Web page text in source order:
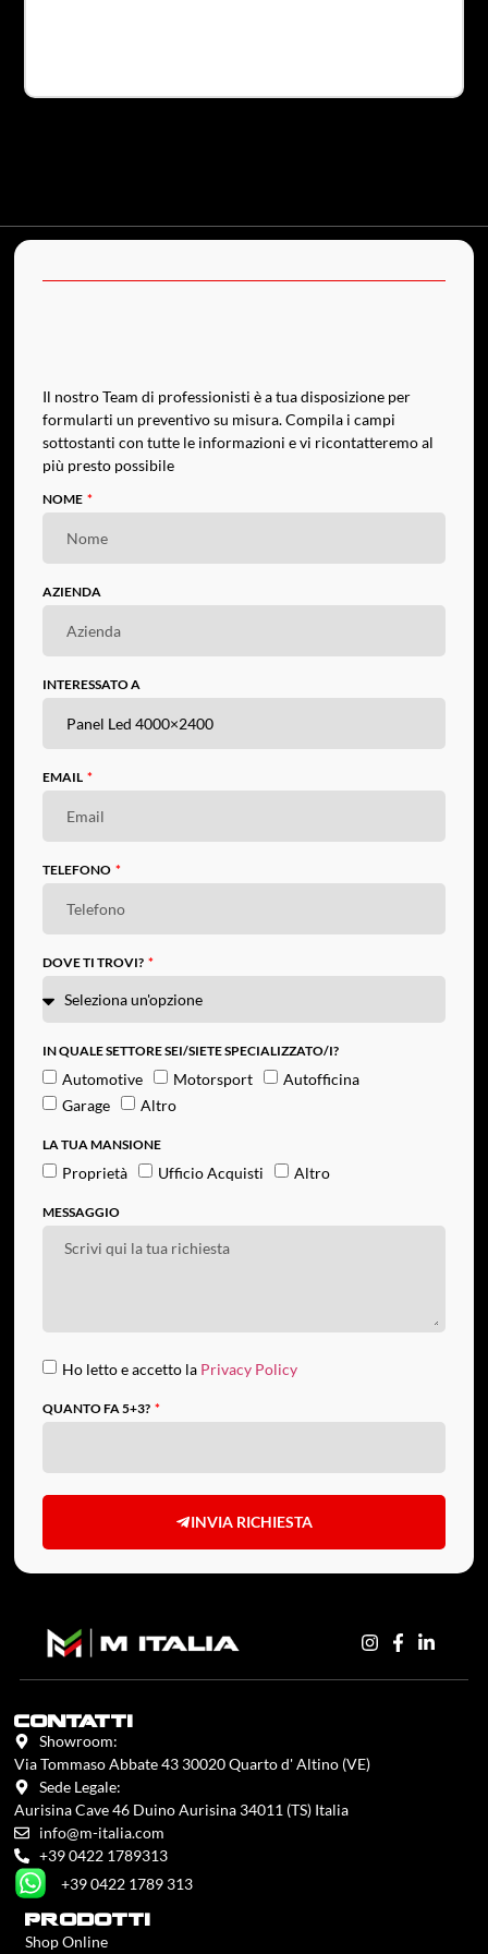
Il nostro Team di professionisti è a tua disposizione per
formularti un preventivo su misura. Compila i campi
sottostanti con tutte le informazioni e vi ricontatteremo al
più presto possibile
NOME
AZIENDA
INTERESSATO A
EMAIL
TELEFONO
DOVE TI TROVI?
IN QUALE SETTORE SEI/SIETE SPECIALIZZATO/I?
Automotive Motorsport
Autofficina
Garage
Altro
LA TUA MANSIONE
Proprietà Ufficio Acquisti Altro
MESSAGGIO
Ho letto e accetto la Privacy Policy
QUANTO FA 5+3?
INVIA RICHIESTA
contatti
Showroom:
Via Tommaso Abbate 43 30020 Quarto d' Altino (VE)
Sede Legale:
Aurisina Cave 46 Duino Aurisina 34011 (TS) Italia
info@m-italia.com
+39 0422 1789313
+39 0422 1789 313
prodotti
Shop Online